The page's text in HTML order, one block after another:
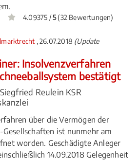
4.09375 /5(32 Bewertungen)
, 26.07.2018 (Update
Insolvenzverfahren
bestätigt
Reulein KSR
über die Vermögen der
Gesellschaften ist nunmehr am
worden. Geschädigte Anleger
14.09.2018 Gelegenheit